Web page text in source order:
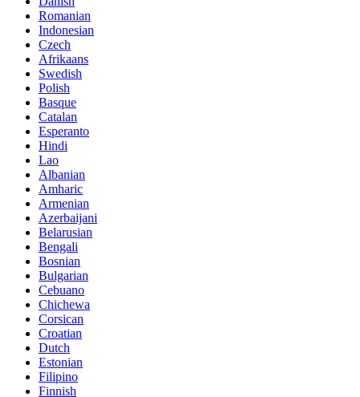
Romanian
Indonesian
Czech
Afrikaans
Swedish
Polish
Basque
Catalan
Esperanto
Hindi
Lao
Albanian
Amharic
Armenian
Azerbaijani
Belarusian
Bengali
Bosnian
Bulgarian
Cebuano
Chichewa
Corsican
Croatian
Dutch
Estonian
Filipino
Finnish